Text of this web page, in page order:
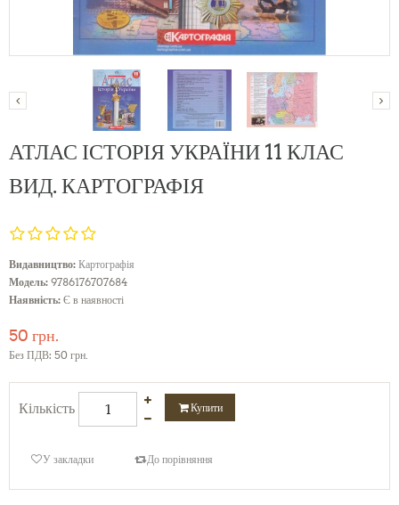
АТЛАС ІСТОРІЯ УКРАЇНИ 11 КЛАС
ВИД. КАРТОГРАФІЯ
Видавництво: Картографія
Модель: 9786176707684
Наявність: Є в наявності
50 грн.
Без ПДВ: 50 грн.
Кількість Купити
У закладки До порівняння